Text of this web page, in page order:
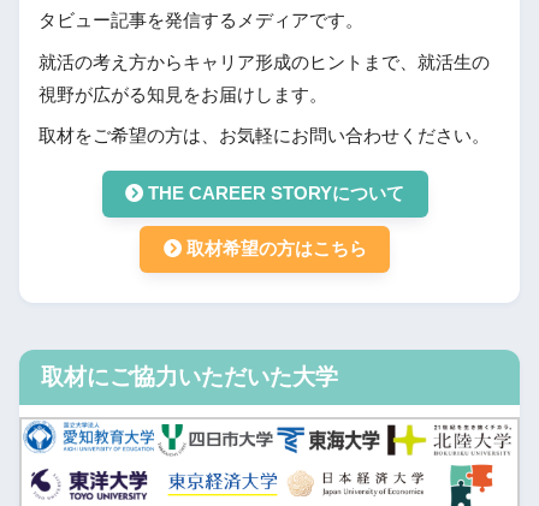
タビュー記事を発信するメディアです。
就活の考え方からキャリア形成のヒントまで、就活生の
視野が広がる知見をお届けします。
取材をご希望の方は、お気軽にお問い合わせください。
THE CAREER STORYについて
取材希望の方はこちら
取材にご協力いただいた大学